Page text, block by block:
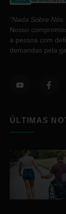
“Nada Sobre
Nosso
a pessoa com
demandas pela
ÚLTIMAS